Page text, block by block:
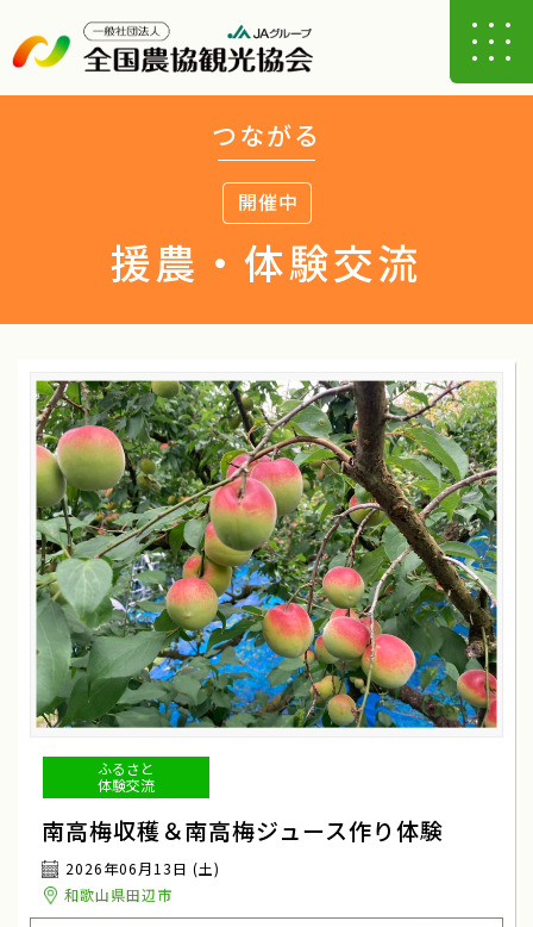
つながる
開催中
援農・体験交流
ふるさと
体験交流
南高梅収穫＆南高梅ジュース作り体験
2026年06月13日 (土)
和歌山県田辺市